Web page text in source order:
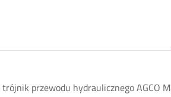
przewodu hydraulicznego AGCO